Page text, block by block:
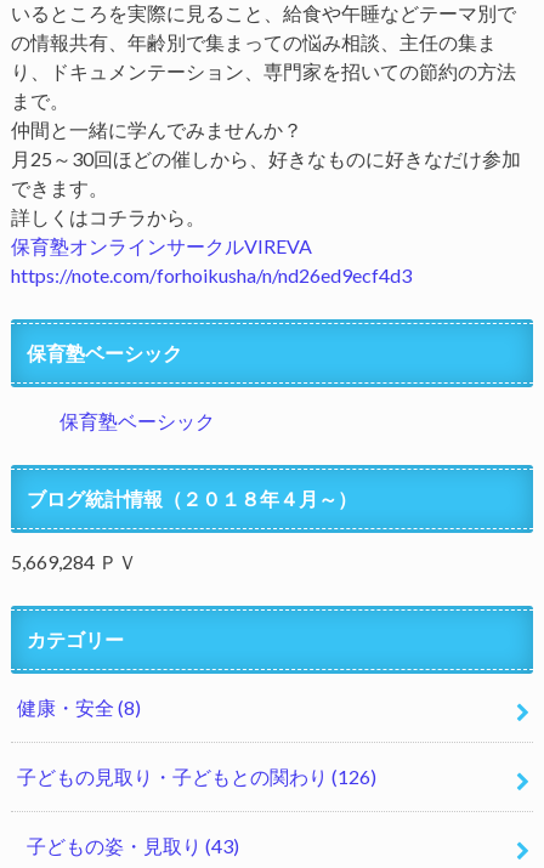
いるところを実際に見ること、給食や午睡などテーマ別で
の情報共有、年齢別で集まっての悩み相談、主任の集ま
り、ドキュメンテーション、専門家を招いての節約の方法
まで。
仲間と一緒に学んでみませんか？
月25～30回ほどの催しから、好きなものに好きなだけ参加
できます。
詳しくはコチラから。
保育塾オンラインサークルVIREVA
https://note.com/forhoikusha/n/nd26ed9ecf4d3
保育塾ベーシック
保育塾ベーシック
ブログ統計情報（２０１８年４月～）
5,669,284 ＰＶ
カテゴリー
健康・安全 (8)
子どもの見取り・子どもとの関わり (126)
子どもの姿・見取り (43)